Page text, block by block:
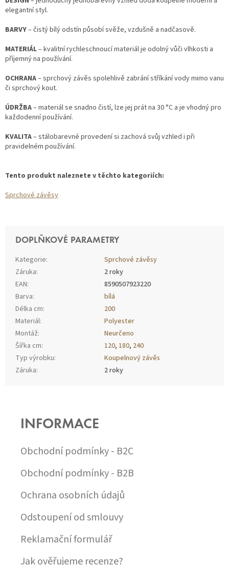
elegantní styl.
BARVY– čistý bílý odstín působí svěže, vzdušně a nadčasově.
MATERIÁL– kvalitní rychleschnoucí materiál je odolný vůči vlhkosti a
příjemný na používání.
OCHRANA– sprchový závěs spolehlivě zabrání stříkání vody mimo vanu
či sprchový kout.
ÚDRŽBA– materiál se snadno čistí, lze jej prát na 30 °C a je vhodný pro
každodenní používání.
KVALITA– stálobarevné provedení si zachová svůj vzhled i při
pravidelném používání.
Tento produkt naleznete v těchto kategoriích:
Sprchové závěsy
DOPLŇKOVÉ PARAMETRY
Kategorie:
Sprchové závěsy
Záruka:
2 roky
EAN:
8590507923220
Barva:
bílá
Délka cm:
200
Materiál:
Polyester
Montáž:
Neurčeno
Šířka cm: 120, 180, 240
Typ výrobku:
Koupelnový závěs
Záruka:
2 roky
INFORMACE
Obchodní podmínky - B2C
Obchodní podmínky - B2B
Ochrana osobních údajů
Odstoupení od smlouvy
Reklamační formulář
Jak ověřujeme recenze?